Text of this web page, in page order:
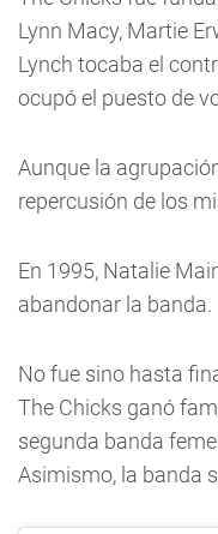
Lynn Macy, Martie
Lynch tocaba el
ocupó el puesto de
Aunque la
repercusión de los
En 1995, Natalie
abandonar la banda.
No fue sino hasta
The Chicks ganó
segunda banda
Asimismo, la banda